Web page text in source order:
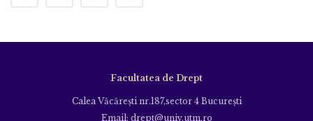
Facultatea de Drept
Calea Văcăreşti nr.187,sector 4 Bucureşti
Email: drept@univ.utm.ro